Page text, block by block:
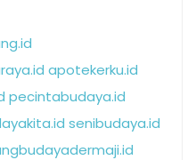
apotekerku.id
pecintabudaya.id
senibudaya.id